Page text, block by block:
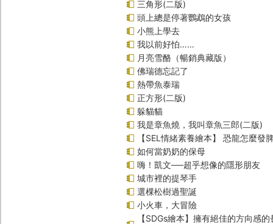
三角形(二版)
頭上總是停著鸚鵡的女孩
小熊上學去
我以前好怕……
月亮雪酪（暢銷典藏版）
佛瑞德忘記了
熱帶魚泰瑞
正方形(二版)
躲貓貓
我是章魚燒，我叫章魚三郎(二版)
【SEL情緒素養繪本】 恐龍怎麼發
如何當奶奶的保母
嗨！凱文──超乎想像的隱形朋友
城市裡的提琴手
選棵松樹過聖誕
小火車，大冒險
【SDGs繪本】擁有絕佳的方向感